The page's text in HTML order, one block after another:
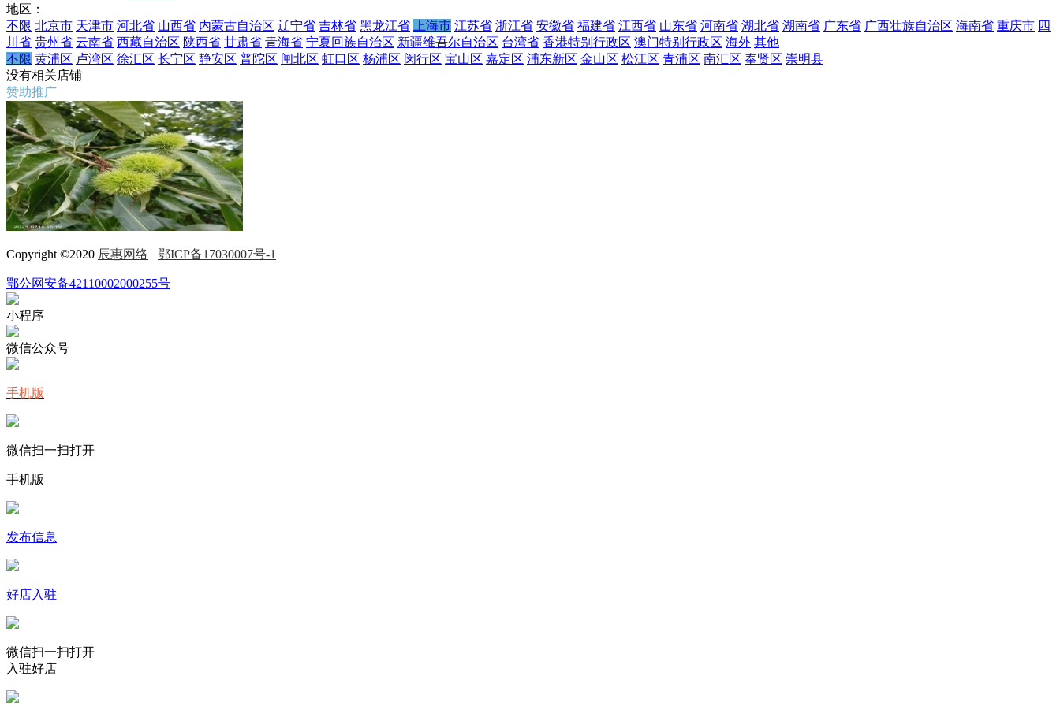
地区：
不限 北京市 天津市 河北省 山西省 内蒙古自治区 辽宁省 吉林省 黑龙江省 上海市 江苏省 浙江省 安徽省 福建省 江西省 山东省 河南省 湖北省 湖南省 广东省 广西壮族自治区 海南省 重庆市 四
川省 贵州省 云南省 西藏自治区 陕西省 甘肃省 青海省 宁夏回族自治区 新疆维吾尔自治区 台湾省 香港特别行政区 澳门特别行政区 海外 其他
不限 黄浦区 卢湾区 徐汇区 长宁区 静安区 普陀区 闸北区 虹口区 杨浦区 闵行区 宝山区 嘉定区 浦东新区 金山区 松江区 青浦区 南汇区 奉贤区 崇明县
没有相关店铺
赞助推广
Copyright ©2020 辰惠网络 鄂ICP备17030007号-1
鄂公网安备42110002000255号
小程序
微信公众号
手机版
微信扫一扫打开
手机版
发布信息
好店入驻
微信扫一扫打开
入驻好店